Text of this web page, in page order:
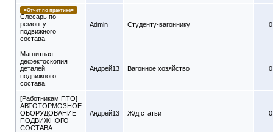
=Отчет по практике=
Слесарь по
ремонту
подвижного
состава
Admin Студенту-вагоннику 0
Магнитная
дефектоскопия
деталей
подвижного
состава
Андрей13 Вагонное хозяйство 0
[Работникам ПТО]
АВТОТОРМОЗНОЕ
ОБОРУДОВАНИЕ
ПОДВИЖНОГО
СОСТАВА.
Андрей13 Ж/д статьи 0